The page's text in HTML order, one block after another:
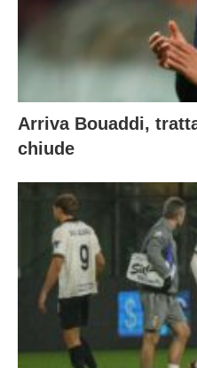
Arriva Bouaddi,
chiude